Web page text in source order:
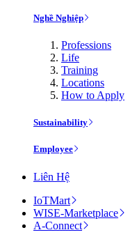
Nghề Nghiệp
Professions
Life
Training
Locations
How to Apply
Sustainability
Employee
Liên Hệ
IoTMart
WISE-Marketplace
A-Connect